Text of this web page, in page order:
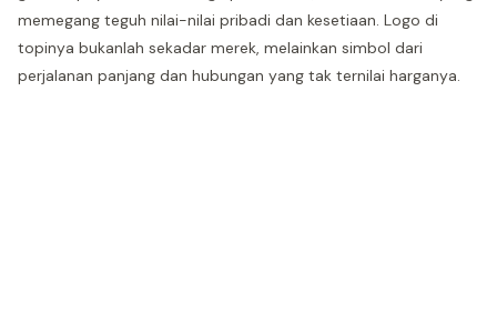
memegang teguh nilai-nilai pribadi dan kesetiaan. Logo di
topinya bukanlah sekadar merek, melainkan simbol dari
perjalanan panjang dan hubungan yang tak ternilai harganya.